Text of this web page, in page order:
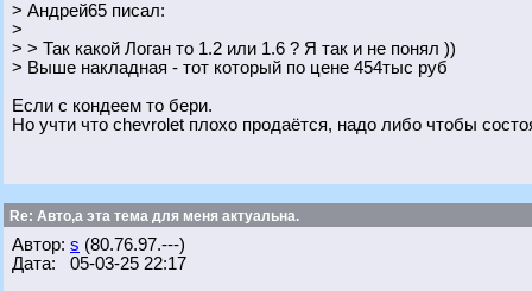
> Андрей65 писал:
>
> > Так какой Логан то 1.2 или 1.6 ? Я так и не понял ))
> Выше накладная - тот который по цене 454тыс руб
Если с кондеем то бери.
Но учти что chevrolet плохо продаётся, надо либо чтобы
Re: Авто,а эта тема для меня актуальна.
Автор: s (80.76.97.---)
Дата: 05-03-25 22:17